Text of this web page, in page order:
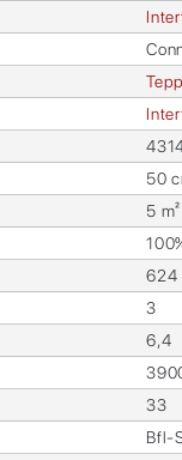
50
5 m²
624
3
6,4
33
Bfl-